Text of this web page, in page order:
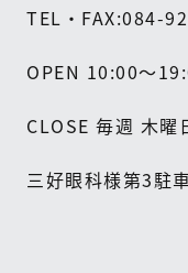
TEL ・ FAX:084-
OPEN 10:00～
CLOSE 毎週 木曜
三好眼科様第3駐